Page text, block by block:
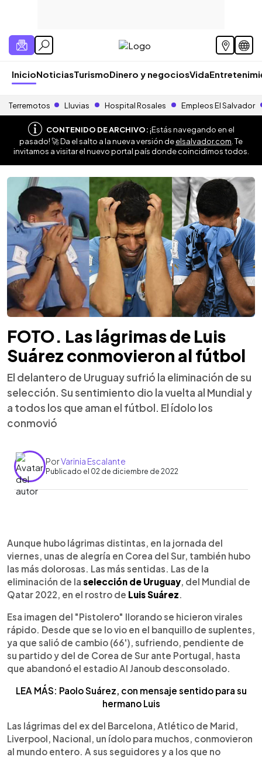
InicioNoticiasTurismoDinero y negociosVida
Terremotos Lluvias Hospital Rosales Empleos El Salvador
CONTENIDO DE ARCHIVO:¡Estás navegando en el
pasado! 🚀 Da el salto a la nueva versión deelsalvador.com . Te
invitamos a visitar el nuevo portal país donde coincidimos todos.
FOTO. Las lágrimas de Luis
Suárez conmovieron al fútbol
El delantero de Uruguay sufrió la eliminación de su
selección. Su sentimiento dio la vuelta al Mundial y
a todos los que aman el fútbol. El ídolo los
conmovió
PorVarinia Escalante
Publicado el 02 de diciembre de 2022
► Escuchar artículo
Aunque hubo lágrimas distintas, en la jornada del
viernes, unas de alegría en Corea del Sur, también hubo
las más dolorosas. Las más sentidas. Las de la
eliminación de la selección de Uruguay , del Mundial de
Qatar 2022, en el rostro de Luis Suárez
Esa imagen del "Pistolero" llorando se hicieron virales
rápido. Desde que se lo vio en el banquillo de suplentes,
ya que salió de cambio (66'), sufriendo, pendiente de
su partido y del de Corea de Sur ante Portugal, hasta
que abandonó el estadio Al Janoub desconsolado.
LEA MÁS: Paolo Suárez, con mensaje sentido para su
hermano Luis
Las lágrimas del ex del Barcelona, Atlético de Marid,
Liverpool, Nacional, un ídolo para muchos, conmovieron
al mundo entero. A sus seguidores y a los que no